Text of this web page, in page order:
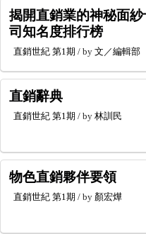
揭開直銷業的神秘面
司知名度排行榜
直銷世紀 第1期 / by 文／編輯部
直銷辭典
直銷世紀 第1期 / by 林訓民
物色直銷夥伴要領
直銷世紀 第1期 / by 顏宏燁